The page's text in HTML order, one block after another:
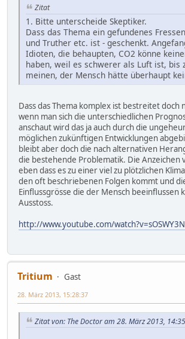
Zitat
1. Bitte unterscheide Skeptiker.
Dass das Thema ein gefundenes
und Truther etc. ist - geschenkt.
Idioten, die behaupten, CO2 könne
haben, weil es schwerer als Luft ist, bis
meinen, der Mensch hätte überhaupt
Dass das Thema komplex ist bestreitet doch
wenn man sich die unterschiedlichen
anschaut wird das ja auch durch die
möglichen zukünftigen Entwicklungen
bleibt aber doch die nach alternativen
die bestehende Problematik. Die Anzeichen
eben dass es zu einer viel zu plötzlichen
den oft beschriebenen Folgen kommt und
Einflussgrösse die der Mensch beeinflussen
Ausstoss.
http://www.youtube.com/
Tritium
Gast
28. März 2013, 15:28:37
Zitat von: The Doctor am 28. März 2013,